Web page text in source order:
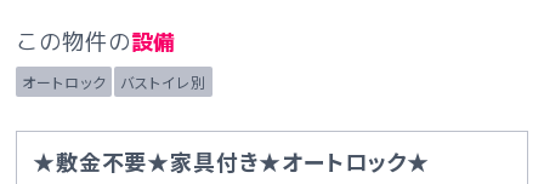
この物件の設備
オートロック バストイレ別
★敷金不要★家具付き★オートロック★